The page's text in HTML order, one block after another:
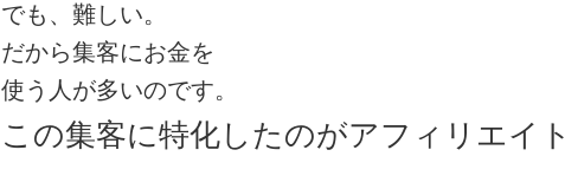
でも、難しい。
だから集客にお金を
使う人が多いのです。
この集客に特化したのがアフィリエイト